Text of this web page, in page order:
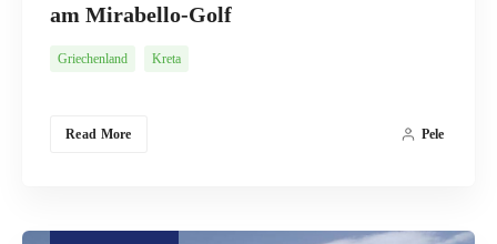
am Mirabello-Golf
Griechenland Kreta
Read More Pele